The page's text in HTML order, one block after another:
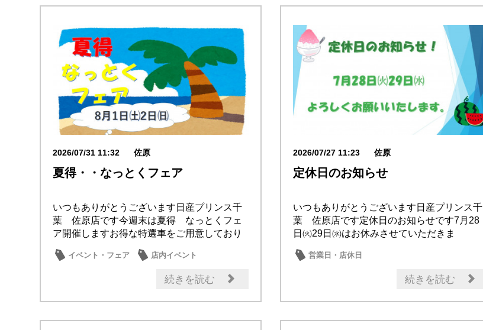
2026/07/31 11:32 佐原
夏得・・なっとくフェア
いつもありがとうございます日産プリンス千
葉 佐原店です今週末は夏得 なっとくフェ
ア開催しますお得な特選車をご用意しており
イベント・フェア 店内イベント
続きを読む
2026/07/27 11:23 佐原
定休日のお知らせ
いつもありがとうございます日産プリンス千
葉 佐原店です定休日のお知らせです7月28
日㈫29日㈬はお休みさせていただきま
営業日・店休日
続きを読む